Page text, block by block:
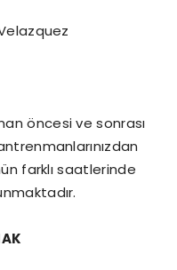
öncesi ve sonrası
farklı saatlerinde